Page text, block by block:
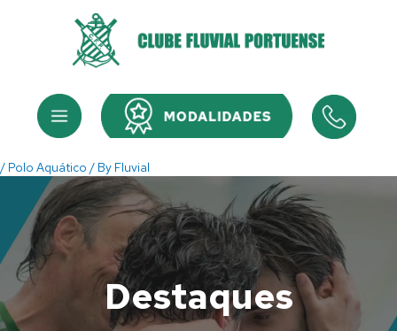
Menu Menu
/ Polo Aquático / By Fluvial
Destaques